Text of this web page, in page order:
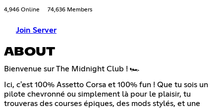
4,946 Online 74,636 Members
Join Server
ABOUT
Bienvenue sur The Midnight Club ! 🏎️
Ici, c'est 100% Assetto Corsa et 100% fun ! Que tu sois un
pilote chevronné ou simplement là pour le plaisir, tu
trouveras des courses épiques, des mods stylés, et une